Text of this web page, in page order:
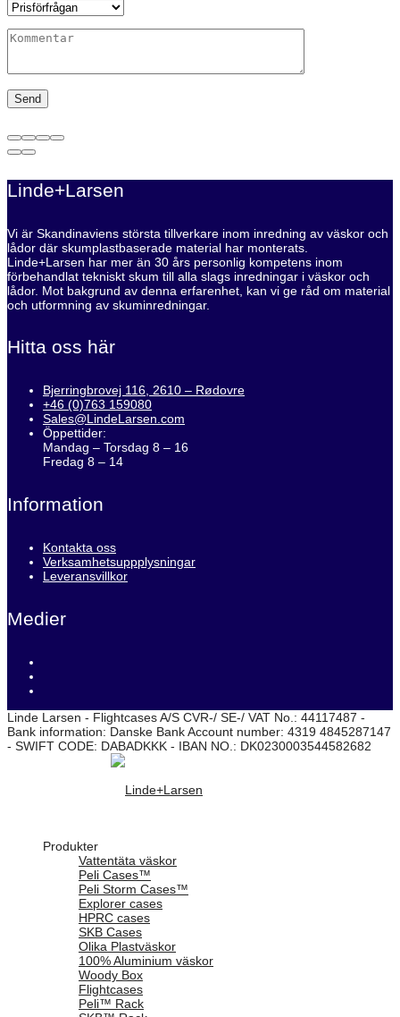
Linde+Larsen
Vi är Skandinaviens största tillverkare inom inredning av väskor och
lådor där skumplastbaserade material har monterats.
Linde+Larsen har mer än 30 års personlig kompetens inom
förbehandlat tekniskt skum till alla slags inredningar i väskor och
lådor. Mot bakgrund av denna erfarenhet, kan vi ge råd om material
och utformning av skuminredningar.
Hitta oss här
Bjerringbrovej 116, 2610 – Rødovre
+46 (0)763 159080
Sales@LindeLarsen.com
Öppettider:
Mandag – Torsdag 8 – 16
Fredag 8 – 14
Information
Kontakta oss
Verksamhetsuppplysningar
Leveransvillkor
Medier
Linde Larsen - Flightcases A/S CVR-/ SE-/ VAT No.: 44117487 -
Bank information: Danske Bank Account number: 4319 4845287147
- SWIFT CODE: DABADKKK - IBAN NO.: DK0230003544582682
Produkter
Vattentäta väskor
Peli Cases™
Peli Storm Cases™
Explorer cases
HPRC cases
SKB Cases
Olika Plastväskor
100% Aluminium väskor
Woody Box
Flightcases
Peli™ Rack